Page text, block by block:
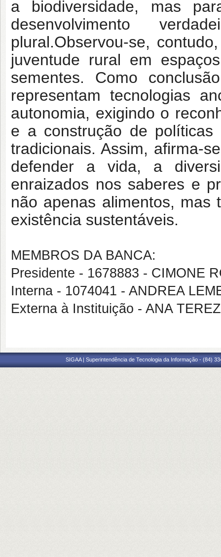
a biodiversidade, mas
desenvolvimento
plural.Observou-se,
juventude rural em
sementes. Como
representam tecnologias
autonomia, exigindo o
e a construção de políticas
tradicionais. Assim, afirma-
defender a vida, a
enraizados nos saberes e
não apenas alimentos, mas
existência sustentáveis.
MEMBROS DA BANCA:
Presidente - 1678883 - CIMONE
Interna - 1074041 - ANDREA
Externa à Instituição - ANA
SIGAA | Superintendência de Tecnologia da Informação - (84)